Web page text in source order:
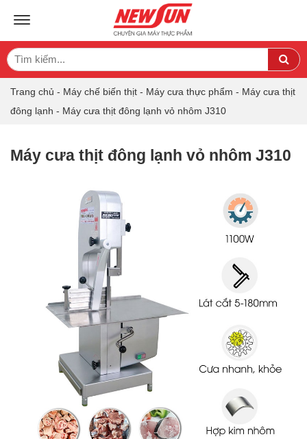
TOGGLE NAVIGATION
Search
for:
Trang chủ - Máy chế biến thịt - Máy cưa thực phẩm - Máy cưa thịt
đông lạnh - Máy cưa thịt đông lạnh vỏ nhôm J310
Máy cưa thịt đông lạnh vỏ nhôm J310